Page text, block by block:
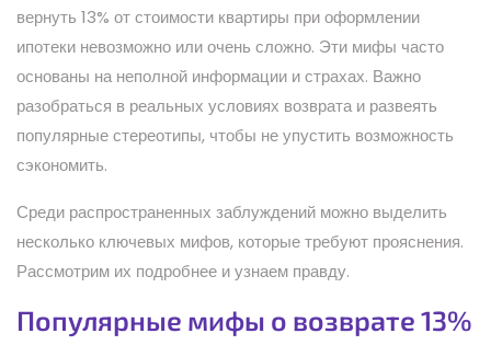
вернуть 13% от стоимости квартиры при оформлении
ипотеки невозможно или очень сложно. Эти мифы часто
основаны на неполной информации и страхах. Важно
разобраться в реальных условиях возврата и развеять
популярные стереотипы, чтобы не упустить возможность
сэкономить.
Среди распространенных заблуждений можно выделить
несколько ключевых мифов, которые требуют прояснения.
Рассмотрим их подробнее и узнаем правду.
Популярные мифы о возврате 13%